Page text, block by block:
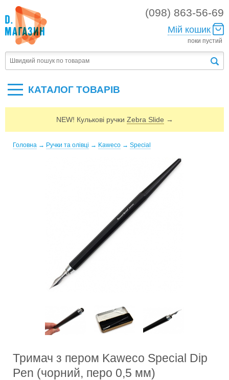
(098) 863-56-69
Мій кошик
поки пустий
КАТАЛОГ ТОВАРIВ
NEW! Кулькові ручки Zebra Slide →
Головна → Ручки та олівці → Kaweco → Special
Тримач з пером Kaweco Special Dip
Pen (чорний, перо 0,5 мм)